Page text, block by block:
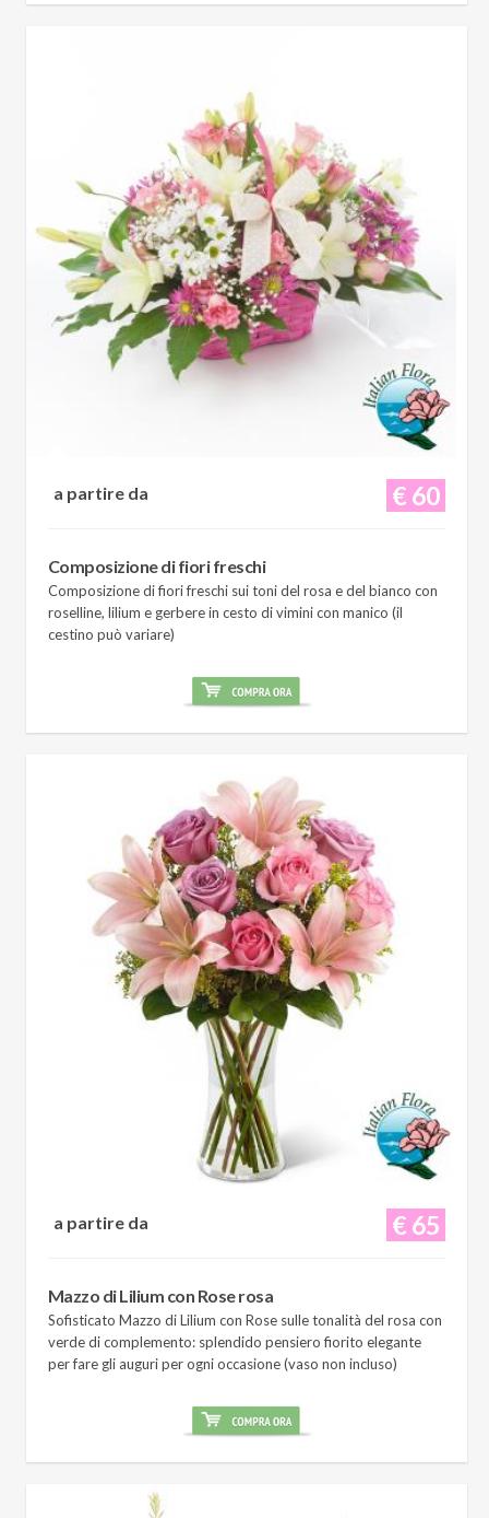
€ 60
a partire da
Composizione di fiori freschi
Composizione di fiori freschi sui toni del rosa e del bianco con
roselline, lilium e gerbere in cesto di vimini con manico (il
cestino può variare)
€ 65
a partire da
Mazzo di Lilium con Rose rosa
Sofisticato Mazzo di Lilium con Rose sulle tonalità del rosa con
verde di complemento: splendido pensiero fiorito elegante
per fare gli auguri per ogni occasione (vaso non incluso)